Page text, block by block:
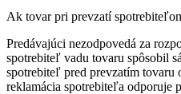
Ak tovar pri prevzatí
Predávajúci nezodpovedá za
spotrebiteľ vadu tovaru spôsobil
spotrebiteľ pred prevzatím tovaru
reklamácia spotrebiteľa odporuje